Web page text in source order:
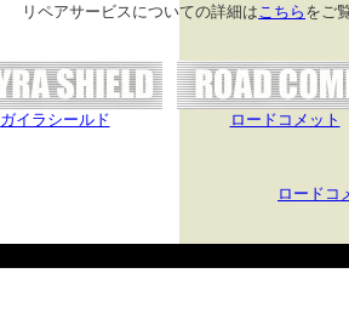
リペアサービスについての詳細はこちら をご
ガイラシールド ロードコメット
ロードコ